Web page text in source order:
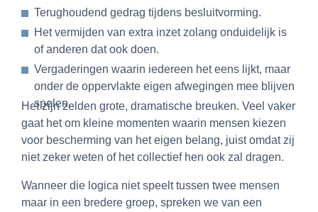
Terughoudend gedrag tijdens besluitvorming.
Het vermijden van extra inzet zolang onduidelijk is
of anderen dat ook doen.
Vergaderingen waarin iedereen het eens lijkt, maar
onder de oppervlakte eigen afwegingen mee blijven
spelen.
Het zijn zelden grote, dramatische breuken. Veel vaker
gaat het om kleine momenten waarin mensen kiezen
voor bescherming van het eigen belang, juist omdat zij
niet zeker weten of het collectief hen ook zal dragen.
Wanneer die logica niet speelt tussen twee mensen
maar in een bredere groep, spreken we van een